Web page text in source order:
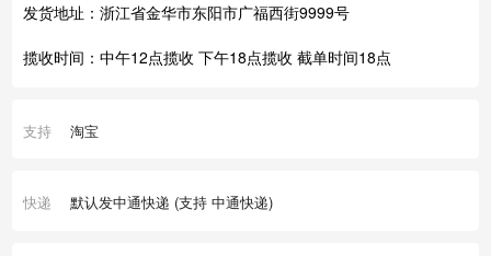
发货地址：浙江省金华市东阳市广福西街9999号
揽收时间：中午12点揽收 下午18点揽收 截单时间18点
支持 淘宝
快递 默认发中通快递 (支持 中通快递)